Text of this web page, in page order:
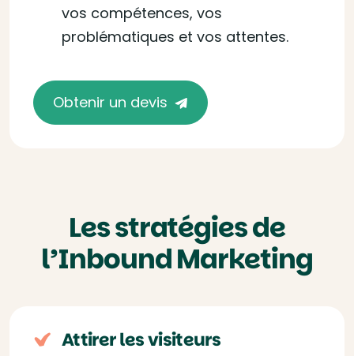
vos compétences, vos
problématiques et vos attentes.
Obtenir un devis
Les stratégies de
l’Inbound Marketing
Attirer les visiteurs